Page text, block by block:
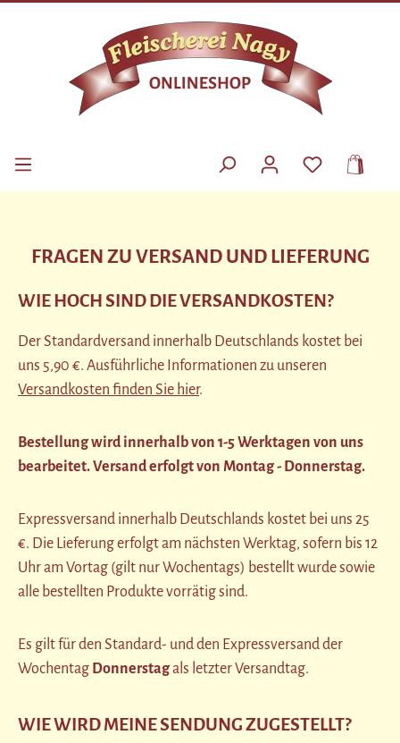
Zum Hauptinhalt springen
DU HAST 0
FRAGEN ZU VERSAND UND LIEFERUNG
WIE HOCH SIND DIE VERSANDKOSTEN?
Der Standardversand innerhalb Deutschlands kostet bei
uns 5,90 €. Ausführliche Informationen zu unseren
Versandkosten finden Sie hier.
Bestellung wird innerhalb von 1-5 Werktagen von uns
bearbeitet. Versand erfolgt von Montag - Donnerstag.
Expressversand innerhalb Deutschlands kostet bei uns 25
€. Die Lieferung erfolgt am nächsten Werktag, sofern bis 12
Uhr am Vortag (gilt nur Wochentags) bestellt wurde sowie
alle bestellten Produkte vorrätig sind.
Es gilt für den Standard- und den Expressversand der
Wochentag Donnerstagals letzter Versandtag.
WIE WIRD MEINE SENDUNG ZUGESTELLT?